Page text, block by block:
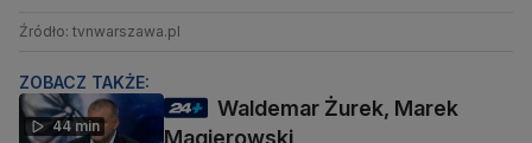
Źródło: tvnwarszawa.pl
ZOBACZ TAKŻE:
44 min
Waldemar Żurek, Marek